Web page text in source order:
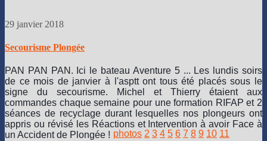
29 janvier 2018
Secourisme Plongée
PAN PAN PAN. Ici le bateau Aventure 5 ... Les lundis soirs
de ce mois de janvier à l'asptt ont tous été placés sous le
signe du secourisme. Michel et Thierry étaient aux
commandes chaque semaine pour une formation RIFAP et 2
séances de recyclage durant lesquelles nos plongeurs ont
appris ou révisé les Réactions et Intervention à avoir Face à
un Accident de Plongée ! photos 2 3 4 5 6 7 8 9 10 11